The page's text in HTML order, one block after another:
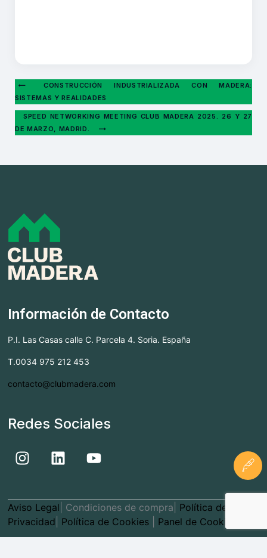
CONSTRUCCIÓN INDUSTRIALIZADA CON MADERA:
SISTEMAS Y REALIDADES
SPEED NETWORKING MEETING CLUB MADERA 2025. 26 Y 27
DE MARZO, MADRID.
Información de Contacto
P.I. Las Casas calle C. Parcela 4. Soria. España
T.0034 975 212 453
contacto@clubmadera.com
Redes Sociales
Aviso Legal | Condiciones de compra| Política de
Privacidad Política de Cookies Panel de Cookies